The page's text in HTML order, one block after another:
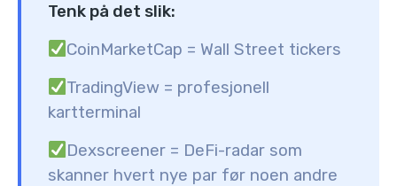
Tenk på det slik:
CoinMarketCap = Wall Street tickers
TradingView = profesjonell
kartterminal
Dexscreener = DeFi-radar som
skanner hvert nye par før noen andre